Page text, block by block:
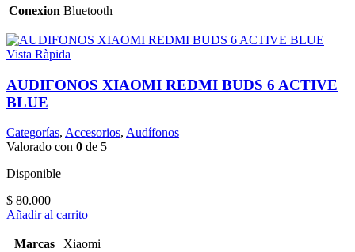
Conexion Bluetooth
Vista Ràpida
AUDIFONOS XIAOMI REDMI BUDS 6 ACTIVE
BLUE
Categorías, Accesorios, Audífonos
Valorado con 0 de 5
Disponible
$ 80.000
Añadir al carrito
Marcas Xiaomi